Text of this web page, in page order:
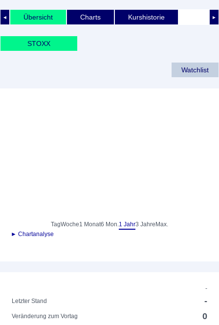
◄ ►
Übersicht Charts Kurshistorie
STOXX
Watchlist
TagWoche1 Monat6 Mon.1 Jahr3 Jahre Max.
► Chartanalyse
-
Letzter Stand
-
Veränderung zum Vortag 0